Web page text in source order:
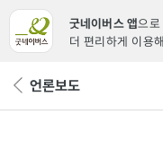
굿네이버스 앱으로
더 편리하게 이용
뒤 언론보도